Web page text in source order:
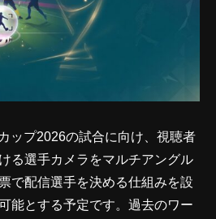
ップ2026の試合に向け、視聴者
る選手カメラをマルチアングル
で配信選手を決める仕組みを設
能とする予定です。過去のワー